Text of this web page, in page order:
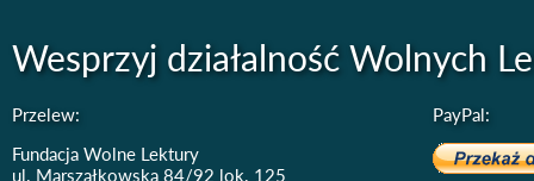
Wesprzyj działalność Wolnych
Przelew:
Fundacja Wolne Lektury
ul. Marszałkowska 84/92 lok. 125
PayPal: